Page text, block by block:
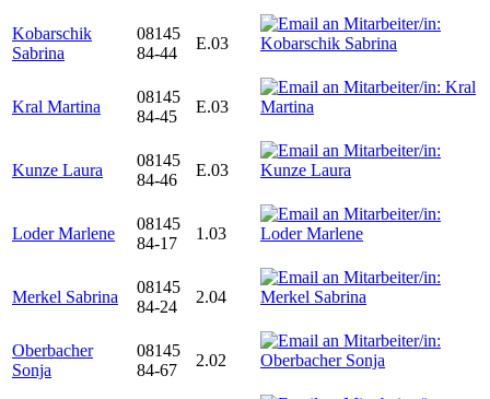
Kobarschik
Sabrina
08145
84-44
E.03
Kral Martina
08145
84-45
E.03
Kunze Laura
08145
84-46
E.03
Loder Marlene
08145
84-17
1.03
Merkel Sabrina
08145
84-24
2.04
Oberbacher
Sonja
08145
84-67
2.02